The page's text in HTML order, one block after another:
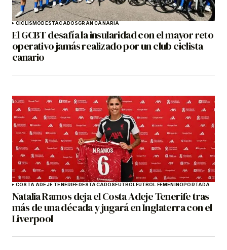
CICLISMO DESTACADOSGRAN CANARIA
El GCBT desafía la insularidad con el mayor reto
operativo jamás realizado por un club ciclista
canario
COSTA ADEJE TENERIFE DESTACADOS FÚTBOL FÚTBOL FEMENINO PORTADA
Natalia Ramos deja el Costa Adeje Tenerife tras
más de una década y jugará en Inglaterra con el
Liverpool